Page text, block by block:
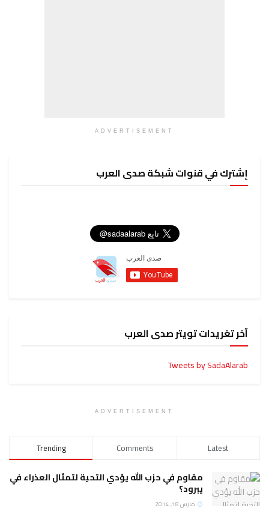
ADVERTISEMENT
إشترك في قنوات شبكة صدى العرب
آخر تغريدات تويتر صدى العرب
Tweets by SadaAlarab
ADVERTISEMENT
Trending Comments Latest
مقاوم في حزب الله يؤدي التحية لتمثال العذراء في
يبرود؟
مارس 18, 2014